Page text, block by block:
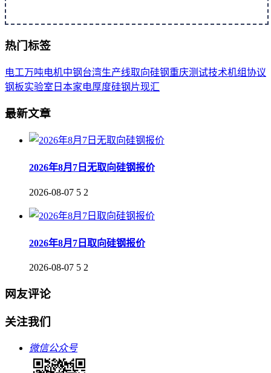
热门标签
电工万吨电机中钢台湾生产线取向硅钢重庆测试技术机组协议
钢板实验室 日本家电厚度硅钢片现汇
最新文章
2026年8月7日无取向硅钢报价
2026-08-07 5 2
2026年8月7日取向硅钢报价
2026-08-07 5 2
网友评论
关注我们
微信公众号